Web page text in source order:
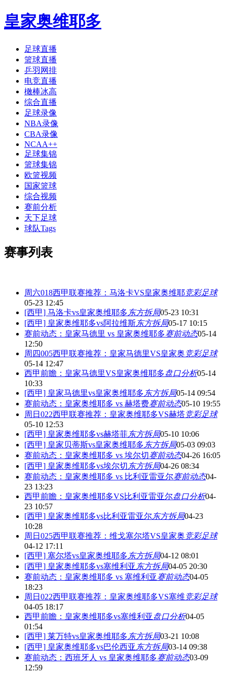
皇家奥维耶多
足球直播
篮球直播
乒羽网排
电竞直播
橄棒冰高
综合直播
足球录像
NBA录像
CBA录像
NCAA++
足球集锦
篮球集锦
欧篮视频
国家篮球
综合视频
赛前分析
天下足球
球队Tags
赛事列表
周六018西甲联赛推荐：马洛卡VS皇家奥维耶竞彩足球
05-23 12:45
[西甲] 马洛卡vs皇家奥维耶多 东方拆局05-23 10:31
[西甲] 皇家奥维耶多vs阿拉维斯东方拆局05-17 10:15
赛前动态：皇家马德里 vs 皇家奥维耶多赛前动态05-14
12:50
周四005西甲联赛推荐：皇家马德里VS皇家奥竞彩足球
05-14 12:47
西甲前瞻：皇家马德里VS皇家奥维耶多盘口分析05-14
10:33
[西甲] 皇家马德里vs皇家奥维耶多 东方拆局05-14 09:54
赛前动态：皇家奥维耶多 vs 赫塔费赛前动态05-10 19:55
周日022西甲联赛推荐：皇家奥维耶多VS赫塔竞彩足球
05-10 12:53
[西甲] 皇家奥维耶多vs赫塔菲东方拆局05-10 10:06
[西甲] 皇家贝蒂斯vs皇家奥维耶多 东方拆局05-03 09:03
赛前动态：皇家奥维耶多 vs 埃尔切赛前动态04-26 16:05
[西甲] 皇家奥维耶多vs埃尔切 东方拆局04-26 08:34
赛前动态：皇家奥维耶多 vs 比利亚雷亚尔赛前动态04-
23 13:23
西甲前瞻：皇家奥维耶多VS比利亚雷亚尔盘口分析04-
23 10:57
[西甲] 皇家奥维耶多vs比利亚雷亚尔东方拆局04-23
10:28
周日025西甲联赛推荐：维戈塞尔塔VS皇家奥竞彩足球
04-12 17:11
[西甲] 塞尔塔vs皇家奥维耶多 东方拆局04-12 08:01
[西甲] 皇家奥维耶多vs塞维利亚 东方拆局04-05 20:30
赛前动态：皇家奥维耶多 vs 塞维利亚赛前动态04-05
18:23
周日022西甲联赛推荐：皇家奥维耶多VS塞维竞彩足球
04-05 18:17
西甲前瞻：皇家奥维耶多vs塞维利亚盘口分析04-05
01:54
[西甲] 莱万特vs皇家奥维耶多 东方拆局03-21 10:08
[西甲] 皇家奥维耶多vs巴伦西亚 东方拆局03-14 09:38
赛前动态：西班牙人 vs 皇家奥维耶多赛前动态03-09
12:59